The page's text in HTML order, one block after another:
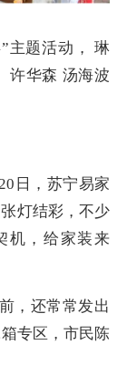
主题活动， 琳
许华森 汤海波
日，苏宁易家
灯结彩，不少
机，给家装来
，还常常发出
专区，市民陈